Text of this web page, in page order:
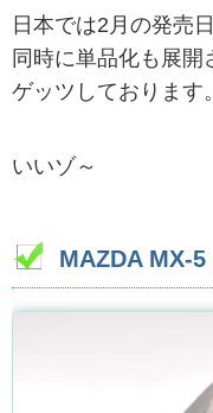
日本では2月の発売
同時に単品化も展
ゲッツしております。
いいゾ～
MAZDA MX-